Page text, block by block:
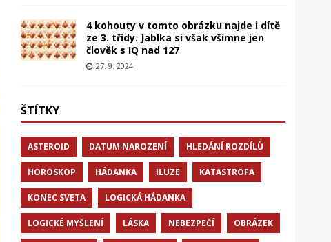
4 kohouty v tomto obrázku najde i dítě
ze 3. třídy. Jablka si však všimne jen
člověk s IQ nad 127
27. 9. 2024
ŠTÍTKY
ASTEROID DATUM NAROZENÍ HLEDÁNÍ ROZDÍLŮ
HOROSKOP HÁDANKA ILUZE KATASTROFA
KONEC SVETA LOGICKÁ HÁDANKA
LOGICKÉ MYŠLENÍ LÁSKA NEBEZPEČÍ OBRÁZEK